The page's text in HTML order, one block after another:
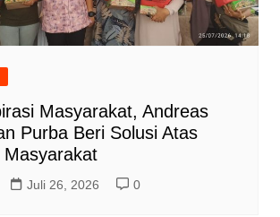
Masyarakat, Andreas
Purba Beri Solusi Atas
Masyarakat
Juli 26, 2026 0